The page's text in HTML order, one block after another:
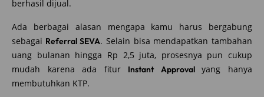
berhasil dijual.
Ada berbagai alasan mengapa kamu harus bergabung
sebagai Referral SEVA. Selain bisa mendapatkan tambahan
uang bulanan hingga Rp 2,5 juta, prosesnya pun cukup
mudah karena ada fitur Instant Approvalyang hanya
membutuhkan KTP.